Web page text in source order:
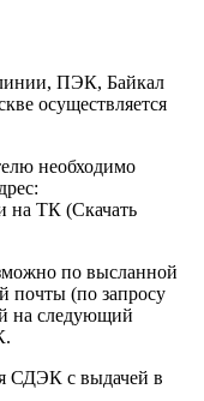
ПЭК, Байкал
осуществляется
необходимо
на ТК (Скачать
по высланной
почты (по запросу
на следующий
СДЭК с выдачей в